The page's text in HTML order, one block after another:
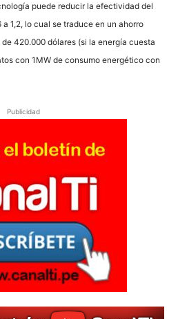
puede reducir la efectividad del
a 1,2, lo cual se traduce en un ahorro
420.000 dólares (si la energía cuesta
con 1MW de consumo energético con
Publicidad